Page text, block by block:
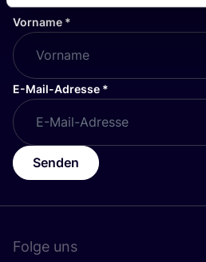
Vorname *
E-Mail-Adresse *
Senden
Folge uns